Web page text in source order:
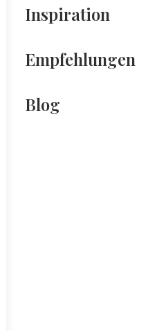
Inspiration
Empfehlungen
Blog